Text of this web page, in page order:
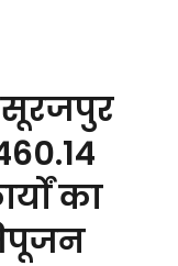
सूरजपुर
का